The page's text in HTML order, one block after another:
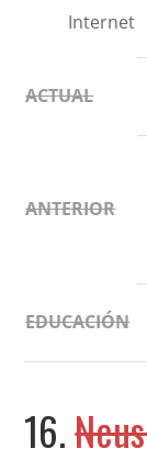
Internet
ACTUAL
ANTERIOR
EDUCACIÓN
16.